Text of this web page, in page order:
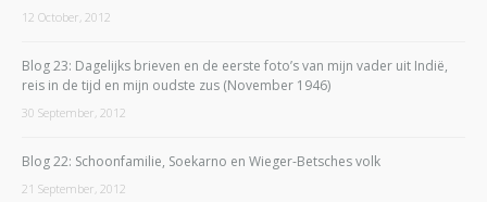
12 October, 2012
Blog 23: Dagelijks brieven en de eerste foto’s van mijn vader uit Indië,
reis in de tijd en mijn oudste zus (November 1946)
30 September, 2012
Blog 22: Schoonfamilie, Soekarno en Wieger-Betsches volk
21 September, 2012